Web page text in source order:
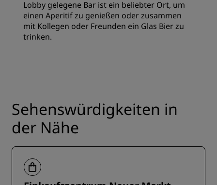
Lobby gelegene Bar ist ein beliebter Ort, um
einen Aperitif zu genießen oder zusammen
mit Kollegen oder Freunden ein Glas Bier zu
trinken.
Sehenswürdigkeiten in
der Nähe